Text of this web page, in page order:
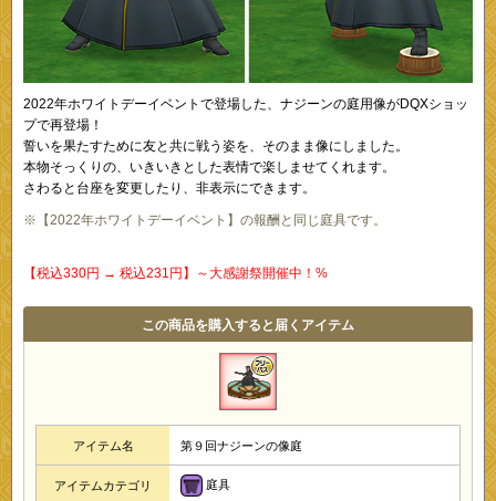
2022年ホワイトデーイベントで登場した、ナジーンの庭用像がDQXショッ
プで再登場！
誓いを果たすために友と共に戦う姿を、そのまま像にしました。
本物そっくりの、いきいきとした表情で楽しませてくれます。
さわると台座を変更したり、非表示にできます。
※【2022年ホワイトデーイベント】の報酬と同じ庭具です。
【税込330円 → 税込231円】～大感謝祭開催中！%
この商品を購入すると届くアイテム
アイテム名 第９回ナジーンの像庭
アイテムカテゴリ 庭具